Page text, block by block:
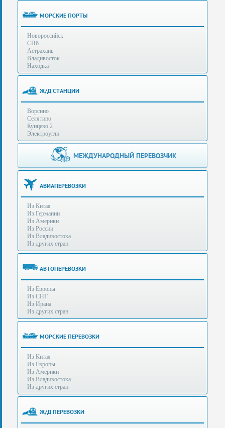
Полезная
информация
Стоимость
услуг
Контакты
Заказать
звонок
Сделать
запрос
Многоканальный
телефон:
(495)
788-
Бесплатные
консультации
(Без
выходных
8:00
до
21:30)
Таможенное
оформление
грузов
аэропортах
Москвы
Шереметьево,
Дополнительные
+7 (929) 575-
96-62
+7 (925) 104-
15-94
e-mail:info@s-standard.ru
МОРСКИЕ ПОРТЫ
Новороссийск
СПб
Астрахань
Владивосток
Находка
Ж/Д СТАНЦИИ
Ворсино
Селятино
Кунцево 2
Электроугли
МЕЖДУНАРОДНЫЙ ПЕРЕВОЗЧИК
АВИАПЕРЕВОЗКИ
Из Китая
Из Германии
Из Америки
Из России
Из Владивостока
Из других стран
АВТОПЕРЕВОЗКИ
Из Европы
Из СНГ
Из Ирана
Из других стран
МОРСКИЕ ПЕРЕВОЗКИ
Из Китая
Из Европы
Из Америки
Из Владивостока
Из других стран
Ж/Д ПЕРЕВОЗКИ